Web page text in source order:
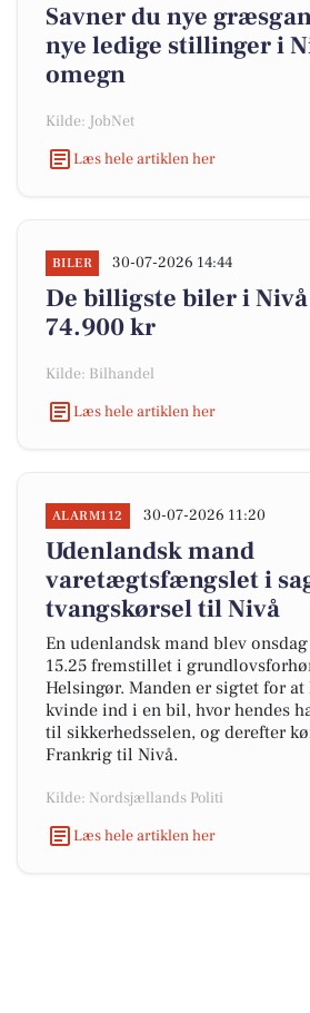
Savner du nye
nye ledige stillinger i
omegn
Kilde: JobNet
Læs hele artiklen her
BILER 30-07-2026 14:44
De billigste biler i
74.900 kr
Kilde: Bilhandel
Læs hele artiklen her
ALARM112 30-07-2026 11:20
Udenlandsk mand
varetægtsfængslet i
tvangskørsel til Nivå
En udenlandsk mand blev
15.25 fremstillet i
Helsingør. Manden er sigtet for at
kvinde ind i en bil, hvor hendes
til sikkerhedsselen, og derefter
Frankrig til Nivå.
Kilde: Nordsjællands Politi
Læs hele artiklen her